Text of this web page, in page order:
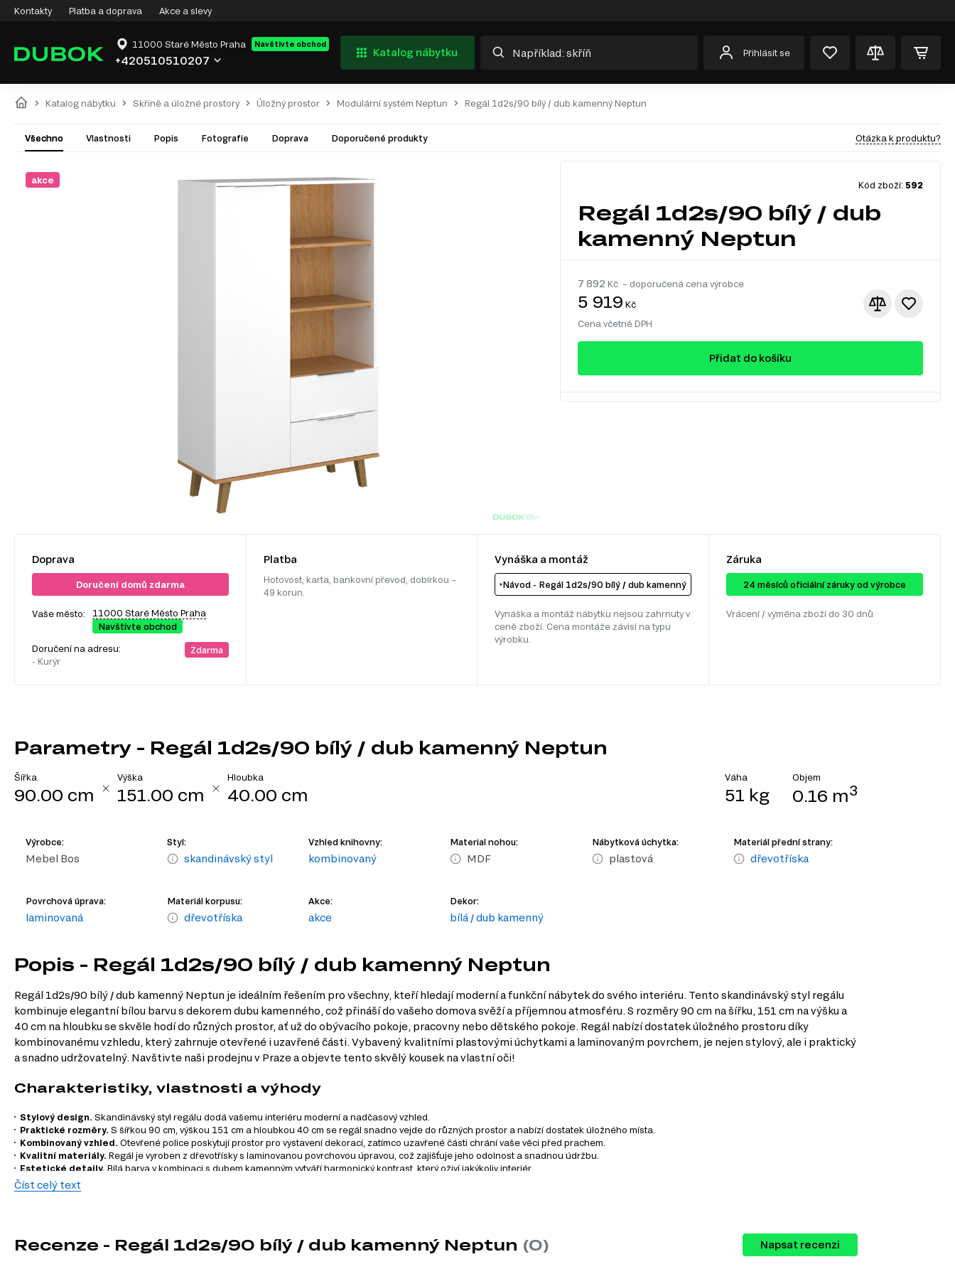
Kontakty Platba a doprava Akce a slevy
11000 Staré Město Praha Navštivte obchod
+420510510207
Katalog nábytku Přihlásit se
Katalog nábytku Skříně a úložné prostory Úložný prostor Modulární systém Neptun Regál 1d2s/90 bílý / dub kamenný Neptun
Všechno Vlastnosti Popis Fotografie Doprava Doporučené produkty Otázka k produktu?
akce Kód zboží: 592
Regál 1d2s/90 bílý / dub
kamenný Neptun
7 892 Kč – doporučená cena výrobce
5 919 Kč
Cena včetně DPH
Přidat do košíku
Doprava
Doručení domů zdarma
Vaše město:
11000 Staré Město Praha
Navštivte obchod
Doručení na adresu:
- Kurýr
Zdarma
Platba
Hotovost, karta, bankovní převod, dobírkou –
49 korun.
Vynáška a montáž
Návod - Regál 1d2s/90 bílý / dub kamenný
Vynáška a montáž nábytku nejsou zahrnuty v
ceně zboží. Cena montáže závisí na typu
výrobku.
Záruka
24 ​​​​měsíců oficiální záruky od výrobce
Vrácení / výměna zboží do 30 dnů
Parametry - Regál 1d2s/90 bílý / dub kamenný Neptun
Šířka
90.00 cm
Výška
151.00 cm
Hloubka
40.00 cm
Váha
51 kg
Objem
0.16 m3
Výrobce:
Mebel Bos
Styl:
skandinávský styl
Vzhled knihovny:
kombinovaný
Material nohou:
MDF
Nábytková úchytka:
plastová
Materiál přední strany:
dřevotříska
Povrchová úprava:
laminovaná
Materiál korpusu:
dřevotříska
Akce:
akce
Dekor:
bílá / dub kamenný
Popis - Regál 1d2s/90 bílý / dub kamenný Neptun
Regál 1d2s/90 bílý / dub kamenný Neptun je ideálním řešením pro všechny, kteří hledají moderní a funkční nábytek do svého interiéru. Tento skandinávský styl regálu
kombinuje elegantní bílou barvu s dekorem dubu kamenného, což přináší do vašeho domova svěží a příjemnou atmosféru. S rozměry 90 cm na šířku, 151 cm na výšku a
40 cm na hloubku se skvěle hodí do různých prostor, ať už do obývacího pokoje, pracovny nebo dětského pokoje. Regál nabízí dostatek úložného prostoru díky
kombinovanému vzhledu, který zahrnuje otevřené i uzavřené části. Vybavený kvalitními plastovými úchytkami a laminovaným povrchem, je nejen stylový, ale i praktický
a snadno udržovatelný. Navštivte naši prodejnu v Praze a objevte tento skvělý kousek na vlastní oči!
Charakteristiky, vlastnosti a výhody
Stylový design. Skandinávský styl regálu dodá vašemu interiéru moderní a nadčasový vzhled.
Praktické rozměry. S šířkou 90 cm, výškou 151 cm a hloubkou 40 cm se regál snadno vejde do různých prostor a nabízí dostatek úložného místa.
Kombinovaný vzhled. Otevřené police poskytují prostor pro vystavení dekorací, zatímco uzavřené části chrání vaše věci před prachem.
Kvalitní materiály. Regál je vyroben z dřevotřísky s laminovanou povrchovou úpravou, což zajišťuje jeho odolnost a snadnou údržbu.
Estetické detaily. Bílá barva v kombinaci s dubem kamenným vytváří harmonický kontrast, který oživí jakýkoliv interiér.
Informace o sérii nábytku
můžete kombinovat a přizpůsobit svým potřebám:
Číst celý text
Recenze - Regál 1d2s/90 bílý / dub kamenný Neptun (0) Napsat recenzi